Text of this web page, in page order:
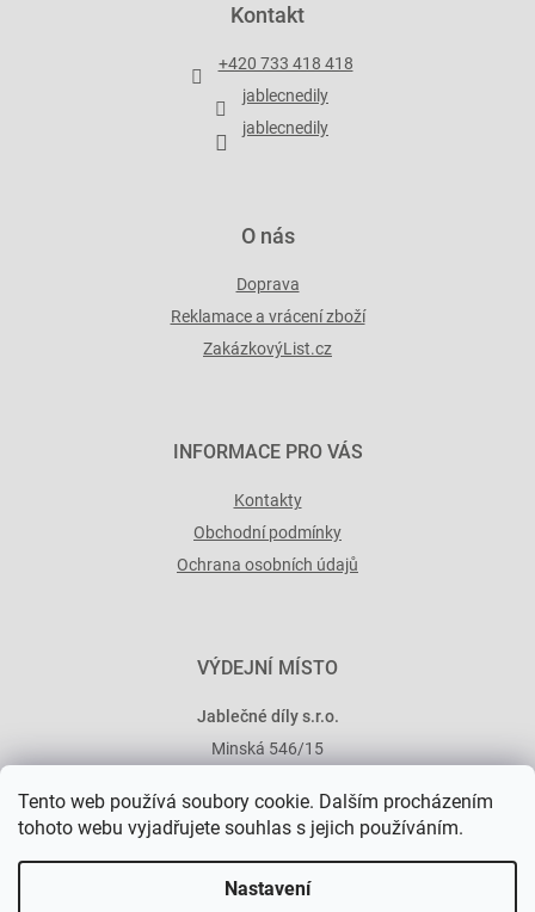
Tento web používá soubory cookie. Dalším procházením
tohoto webu vyjadřujete souhlas s jejich používáním.
Nastavení
Kontakt
+420 733 418 418
jablecnedily
jablecnedily
O nás
Doprava
Reklamace a vrácení zboží
ZakázkovýList.cz
INFORMACE PRO VÁS
Kontakty
Obchodní podmínky
Ochrana osobních údajů
VÝDEJNÍ MÍSTO
Jablečné díly s.r.o.
Minská 546/15
Vytvořil Shoptet Premium